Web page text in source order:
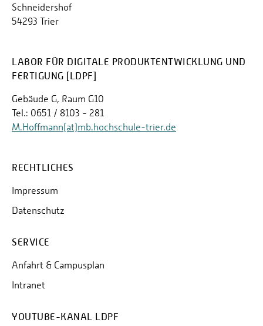
Schneidershof
54293 Trier
LABOR FÜR DIGITALE PRODUKTENTWICKLUNG UND
FERTIGUNG [LDPF]
Gebäude G, Raum G10
Tel.: 0651 / 8103 - 281
M.Hoffmann(at)mb.hochschule-trier.de
RECHTLICHES
Impressum
Datenschutz
SERVICE
Anfahrt & Campusplan
Intranet
YOUTUBE-KANAL LDPF